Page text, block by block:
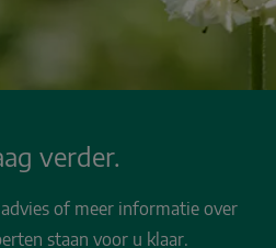
verder.
of meer informatie over
staan voor u klaar.